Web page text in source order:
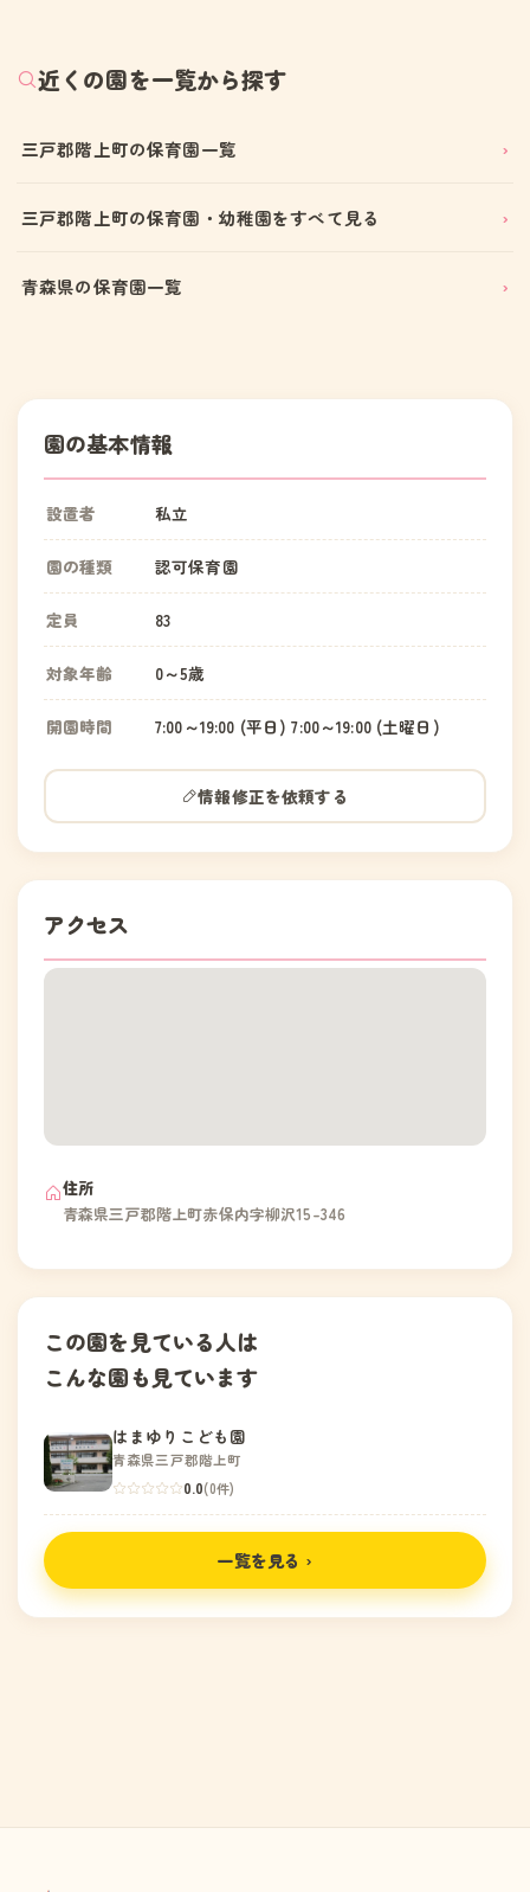
近くの園を一覧から探す
三戸郡階上町の保育園一覧
三戸郡階上町の保育園・幼稚園をすべて見る
青森県の保育園一覧
園の基本情報
設置者 私立
園の種類 認可保育園
定員 83
対象年齢 0～5歳
開園時間 7:00～19:00 (平日) 7:00～19:00 (土曜日)
情報修正を依頼する
アクセス
住所
青森県三戸郡階上町赤保内字柳沢15-346
この園を見ている人は
こんな園も見ています
はまゆりこども園
青森県三戸郡階上町
0.0(0件)
一覧を見る ›